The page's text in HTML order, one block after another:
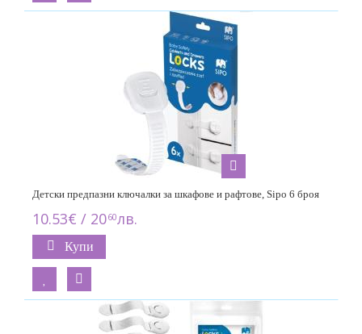
Детски предпазни ключалки за шкафове и рафтове, Sipo 6 броя
10.53€ / 2060лв.
Купи